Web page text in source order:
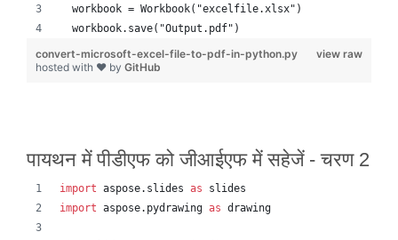
  workbook = Workbook("excelfile.xlsx")
  workbook.save("Output.pdf")
view raw
convert-microsoft-excel-file-to-pdf-in-python.py
hosted with ❤ by GitHub
पायथन में पीडीएफ को जीआईएफ में सहेजें - चरण 2
import aspose. slides as
slides
import aspose. pydrawing as drawing